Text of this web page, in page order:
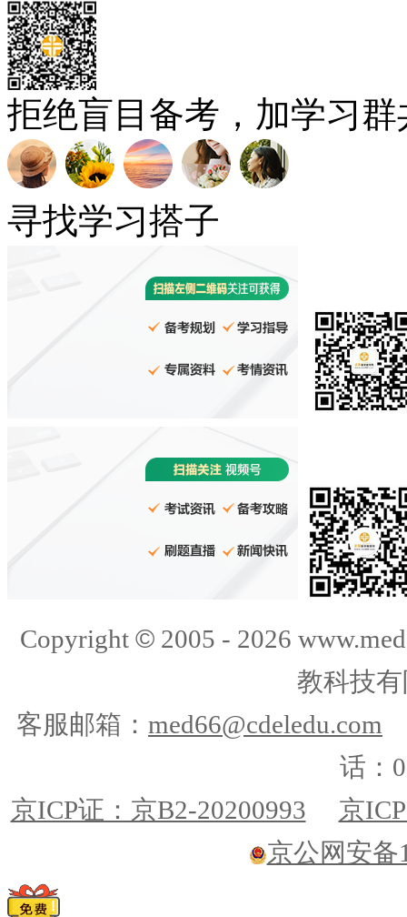
拒绝盲目备考，加学习
寻找学习搭子
Copyright ©2005 - 2026
教科技
客服邮箱： med66@cdeledu.com
话：
京ICP证：京B2-20200993
京
京公网安备